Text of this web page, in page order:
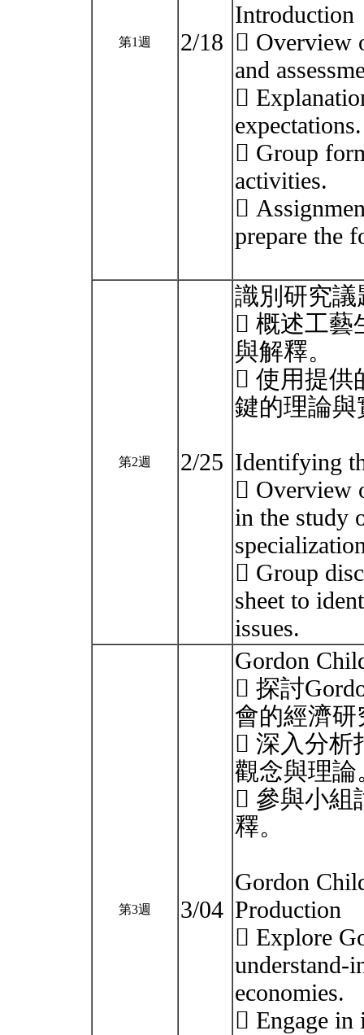
第1週 2/18
Introduction
 Overview
and

expectations.
 Group
activities.

prepare the
第2週 2/25
識別研究議
 概述工藝
與解釋。
 使用提供
鍵的理論
Identifying
 Overview
in the study
 Group
sheet to
issues.
第3週 3/04
Gordon
 探討
會的經濟
 深入分析
觀念與理論
 參與小組
釋。
Gordon
Production
 Explore
understand-
economies.
 Engage in